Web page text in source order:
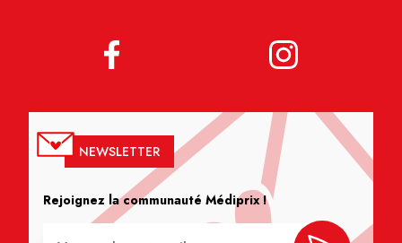
NEWSLETTER
Rejoignez la communauté Médiprix !